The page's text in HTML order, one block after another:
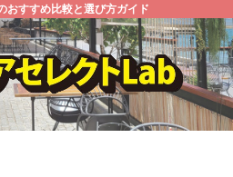
おすすめ比較と選び方ガイド